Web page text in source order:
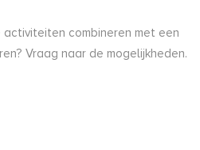
combineren met een
Vraag naar de mogelijkheden.